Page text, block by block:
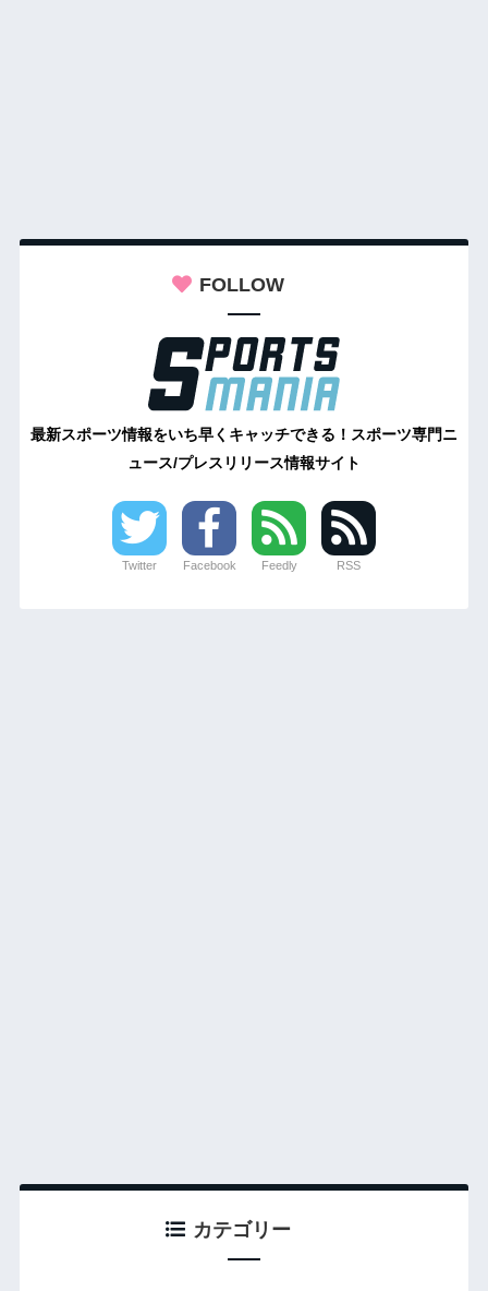
FOLLOW
最新スポーツ情報をいち早くキャッチできる！スポーツ専門ニ
ュース/プレスリリース情報サイト
Twitter Facebook Feedly RSS
カテゴリー